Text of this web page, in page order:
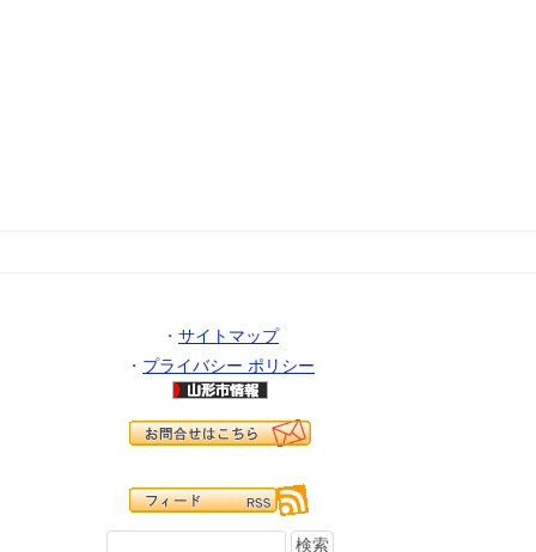
・ サイトマップ
・ プライバシー ポリシー